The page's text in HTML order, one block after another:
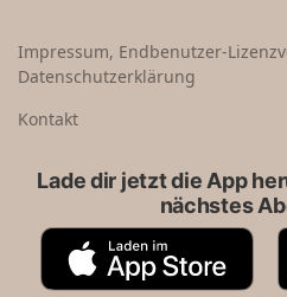
e
n
Impressum, Endbenutzer-
Datenschutzerklärung
Kontakt
Lade dir jetzt die App
nächstes
A
p